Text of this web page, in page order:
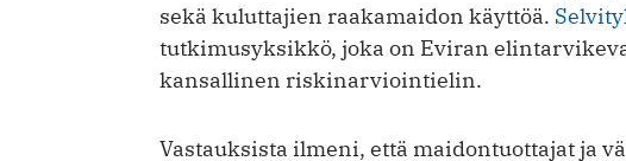
sekä kuluttajien raakamaidon käyttöä.
tutkimusyksikkö, joka on Eviran
kansallinen riskinarviointielin.
Vastauksista ilmeni, että maidontuottajat ja